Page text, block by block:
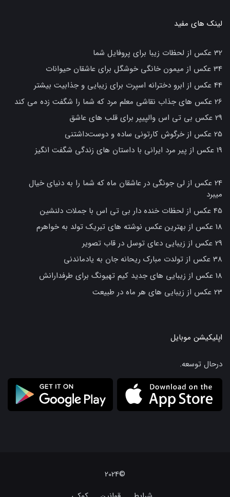
لینک های مفید
32 عکس از لحظات زیبا برای پروفایل شما
34 عکس از میمون خانگی خوشگل برای عاشقان حیوانات
44 عکس از ابرو دخترانه اسپرت برای زیبایی و جذابیت بیشتر
26 عکس های جذاب نقاشی معلم مرد که شما را شگفت زده می کند
29 عکس بی تی اس والپیپر برای قلب های عاشق
25 عکس از خرگوش کارتونی ساده و دوست‌داشتنی
19 عکس از پیر مرد ایرانی با داستان های زندگی شگفت انگیز
24 عکس از لی جونگی در عاشقان ماه که شما را به دنیای خیال
میبرد
45 عکس از لحظات خنده دار بی تی اس با جملات دلنشین
18 عکس از بهترین عکس نوشته های تبریک تولد به خواهرم
29 عکس از زیبایی دعای توسل در قاب تصویر
38 عکس از تولدت مبارک ریحانه جان به یادماندنی
18 عکس از زیبایی های جدید کیم تهیونگ برای طرفدارانش
23 عکس از زیبایی های هر ماه در طبیعت
اپلیکیشن موبایل
درحال توسعه.
©2024